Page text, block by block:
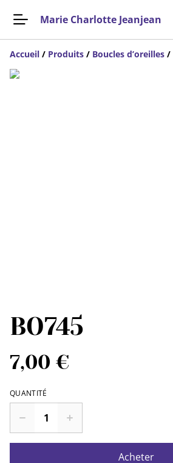
Marie Charlotte Jeanjean
Accueil / Produits / Boucles d’oreilles /
BO745
7,00 €
QUANTITÉ
Acheter